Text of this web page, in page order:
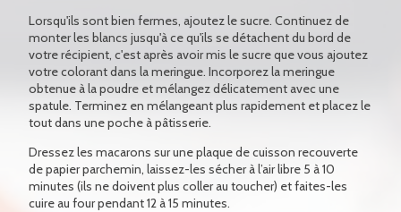
Lorsqu'ils sont bien fermes, ajoutez le sucre. Continuez de
monter les blancs jusqu'à ce qu'ils se détachent du bord de
votre récipient, c'est après avoir mis le sucre que vous ajoutez
votre colorant dans la meringue. Incorporez la meringue
obtenue à la poudre et mélangez délicatement avec une
spatule. Terminez en mélangeant plus rapidement et placez le
tout dans une poche à pâtisserie.
Dressez les macarons sur une plaque de cuisson recouverte
de papier parchemin, laissez-les sécher à l’air libre 5 à 10
minutes (ils ne doivent plus coller au toucher) et faites-les
cuire au four pendant 12 à 15 minutes.